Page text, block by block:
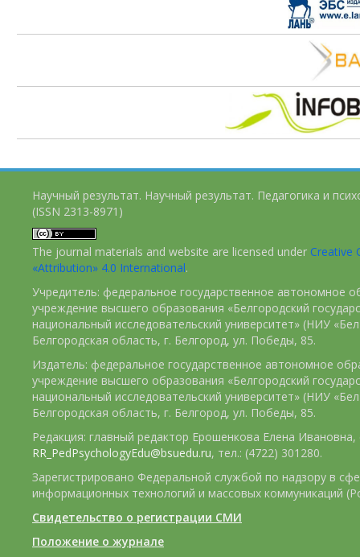
Научный результат. Научный результат. Педагогика и
(ISSN 2313-8971)
The journal materials and website are licensed under Creative
«Attribution» 4.0 International.
Учредитель: федеральное государственное автономное
учреждение высшего образования «Белгородский
национальный исследовательский университет» (НИУ
Белгородская область, г. Белгород, ул. Победы, 85.
Издатель: федеральное государственное автономное
учреждение высшего образования «Белгородский
национальный исследовательский университет» (НИУ
Белгородская область, г. Белгород, ул. Победы, 85.
Редакция: главный редактор Ерошенкова Елена Ивановна,
RR_PedPsychologyEdu@bsuedu.ru, тел.: (4722) 301280.
Зарегистрировано Федеральной службой по надзору в
информационных технологий и массовых коммуникаций
Свидетельство о регистрации СМИ
Положение о журнале